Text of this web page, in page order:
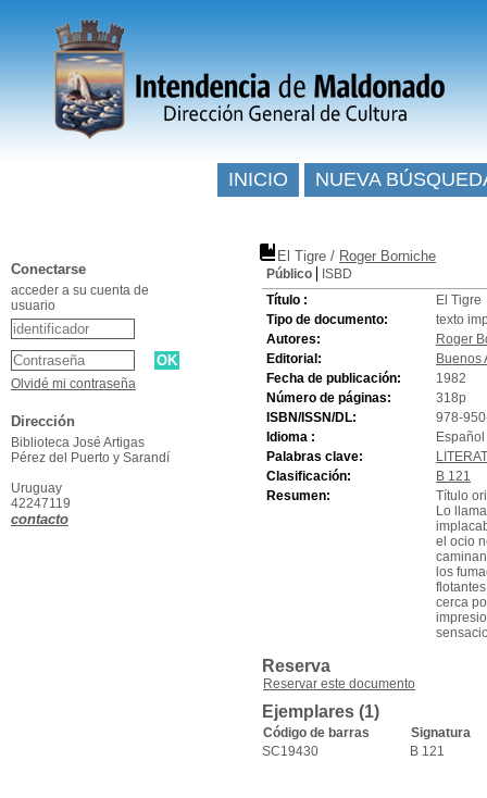
El Tigre / Roger Borniche
Público
ISBD
Título :
El Tigre
Tipo de documento:
texto
Autores:
Roger
Editorial:
Buenos
Fecha de publicación:
1982
Número de páginas:
318p
ISBN/ISSN/DL:
978-
Idioma :
Español
Palabras clave:
Clasificación:
B 121
Resumen:
Título
Lo
el ocio
los
cerca
Reserva
Reservar este documento
Ejemplares (1)
Código de barras
Signatura
SC19430
B 121
INICIO NUEVA
Conectarse
acceder a su cuenta de
usuario
Olvidé mi contraseña
Dirección
Biblioteca José Artigas
Pérez del Puerto y Sarandí
Uruguay
42247119
contacto